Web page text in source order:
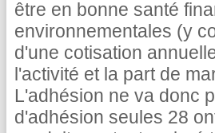
être en bonne santé
environnementales (y
d'une cotisation
l'activité et la part de
L'adhésion ne va donc
d'adhésion seules 28